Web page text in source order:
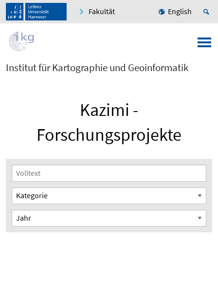
Fakultät English
Institut für Kartographie und Geoinformatik
Kazimi -
Forschungsprojekte